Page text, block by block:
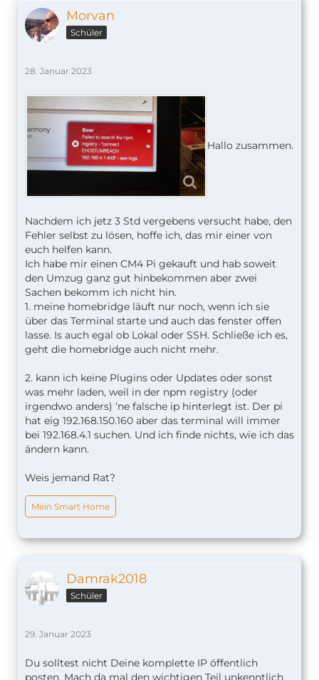
Morvan
Schüler
28. Januar 2023
Hallo zusammen.
Nachdem ich jetz 3 Std vergebens versucht habe, den
Fehler selbst zu lösen, hoffe ich, das mir einer von
euch helfen kann.
Ich habe mir einen CM4 Pi gekauft und hab soweit
den Umzug ganz gut hinbekommen aber zwei
Sachen bekomm ich nicht hin.
1. meine homebridge läuft nur noch, wenn ich sie
über das Terminal starte und auch das fenster offen
lasse. Is auch egal ob Lokal oder SSH. Schließe ich es,
geht die homebridge auch nicht mehr.
2. kann ich keine Plugins oder Updates oder sonst
was mehr laden, weil in der npm registry (oder
irgendwo anders) ‘ne falsche ip hinterlegt ist. Der pi
hat eig 192.168.150.160 aber das terminal will immer
bei 192.168.4.1 suchen. Und ich finde nichts, wie ich das
ändern kann.
Weis jemand Rat?
Mein Smart Home
Damrak2018
Schüler
29. Januar 2023
Du solltest nicht Deine komplette IP öffentlich